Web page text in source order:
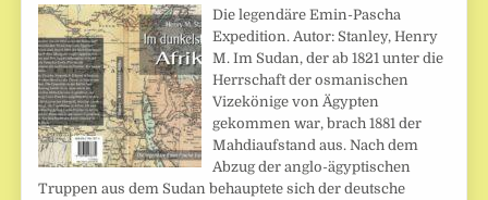
Die legendäre Emin-Pascha
Expedition. Autor: Stanley, Henry
M. Im Sudan, der ab 1821 unter die
Herrschaft der osmanischen
Vizekönige von Ägypten
gekommen war, brach 1881 der
Mahdiaufstand aus. Nach dem
Abzug der anglo-ägyptischen
Truppen aus dem Sudan behauptete sich der deutsche